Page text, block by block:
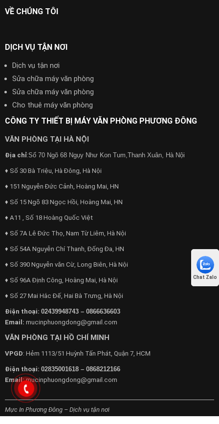
VỀ CHÚNG TÔI
DỊCH VỤ TẬN NƠI
Dịch vụ tận nơi
Sửa chữa máy văn phòng
Sửa chữa máy văn phòng
Cho thuê máy văn phòng
CÔNG TY THIẾT BỊ MÁY VĂN PHÒNG PHƯƠNG ĐÔNG
VĂN PHÒNG TẠI HÀ NỘI
Địa chỉ:Số 70 Ngõ 68 Ngụy Như Kon Tum,Thanh Xuân, Hà Nội
♦ Số 30 Bà Triệu, Hà Đông, Hà Nội
♦ 151 Nguyễn Đức Cảnh, Hoàng Mai, HN
♦ Số 15 Ngõ 83 Ngọc Hồi, Hoàng Mai, HN
♦ A11 , Số 18 Hoàng Quốc Việt
♦ Số 7A Lê Đức Thọ, Nam Từ Liêm, Hà Nội
♦ Số 54A Nguyễn Chí Thanh, Đống Đa, HN
♦ Số 390 Nguyễn văn Cừ, Long Biên, Hà Nội
♦ Số 96A Định Công, Hoàng Mai, Hà Nội
♦ Số 27 Mai Hắc Đế, Hai Bà Trưng, Hà Nội
Điện thoại: 02439948743 – 0866636603
Email: mucinphuongdong@gmail.com
VĂN PHÒNG TẠI HỒ CHÍ MINH
VPGD: Hẻm 1113/51 Huỳnh Tấn Phát, Quận 7, HCM
Điện thoại: 02835001618 – 0868212166
Email: mucinphuongdong@gmail.com
Mực In Phương Đông – Dịch vụ tận nơi
Chat Zalo